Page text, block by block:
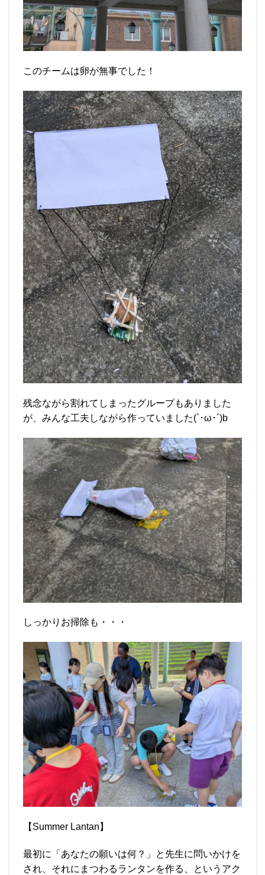
このチームは卵が無事でした！
残念ながら割れてしまったグループもありました
が、みんな工夫しながら作っていました(`･ω･´)b
しっかりお掃除も・・・
【Summer Lantan】
最初に「あなたの願いは何？」と先生に問いかけを
され、それにまつわるランタンを作る、というアク